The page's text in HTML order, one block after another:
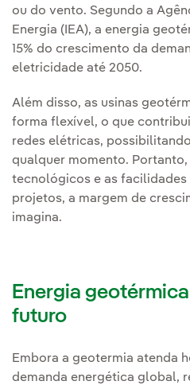
ou do vento. Segundo a
Energia (IEA), a energia
15% do crescimento da
eletricidade até 2050.
Além disso, as usinas
forma flexível, o que
redes elétricas,
qualquer momento.
tecnológicos e as
projetos, a margem de
imagina.
Energia
futuro
Embora a geotermia atenda
demanda energética global,